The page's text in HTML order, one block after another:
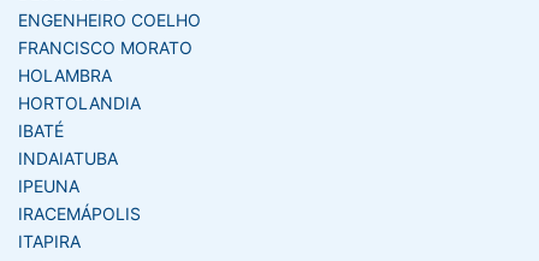
ENGENHEIRO COELHO
FRANCISCO MORATO
HOLAMBRA
HORTOLANDIA
IBATÉ
INDAIATUBA
IPEUNA
IRACEMÁPOLIS
ITAPIRA